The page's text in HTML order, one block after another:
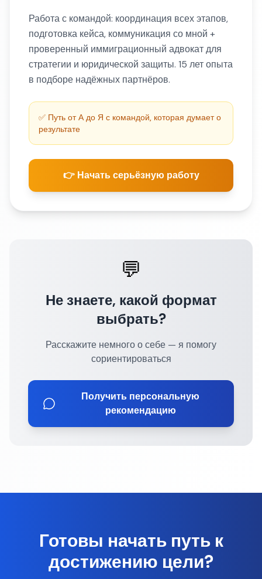
Работа с командой: координация всех этапов,
подготовка кейса, коммуникация со мной +
проверенный иммиграционный адвокат для
стратегии и юридической защиты. 15 лет опыта
в подборе надёжных партнёров.
✅ Путь от А до Я с командой, которая думает о
результате
👉 Начать серьёзную работу
💬
Не знаете, какой формат
выбрать?
Расскажите немного о себе — я помогу
сориентироваться
Получить персональную
рекомендацию
Готовы начать путь к
достижению цели?